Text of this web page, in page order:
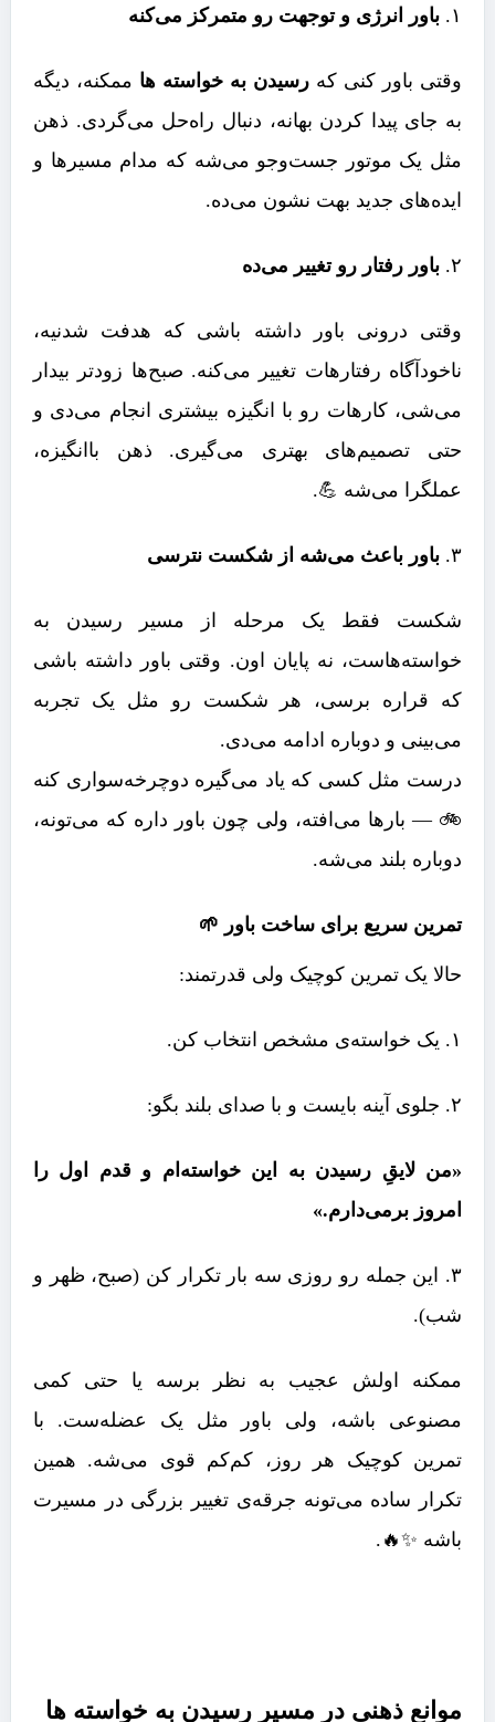
۱. باور انرژی و توجهت رو متمرکز می‌کنه
وقتی باور کنی که رسیدن به خواسته ها ممکنه، دیگه
به جای پیدا کردن بهانه، دنبال راه‌حل می‌گردی. ذهن
مثل یک موتور جست‌وجو می‌شه که مدام مسیرها و
ایده‌های جدید بهت نشون می‌ده.
۲. باور رفتار رو تغییر می‌ده
وقتی درونی باور داشته باشی که هدفت شدنیه،
ناخودآگاه رفتار‌هات تغییر می‌کنه. صبح‌ها زودتر بیدار
می‌شی، کارهات رو با انگیزه بیشتری انجام می‌دی و
حتی تصمیم‌های بهتری می‌گیری. ذهن باانگیزه،
عملگرا می‌شه 💪.
۳. باور باعث می‌شه از شکست نترسی
شکست فقط یک مرحله از مسیر رسیدن به
خواسته‌هاست، نه پایان اون. وقتی باور داشته باشی
که قراره برسی، هر شکست رو مثل یک تجربه
می‌بینی و دوباره ادامه می‌دی.
درست مثل کسی که یاد می‌گیره دوچرخه‌سواری کنه
🚲 — بارها می‌افته، ولی چون باور داره که می‌تونه،
دوباره بلند می‌شه.
تمرین سریع برای ساخت باور 🌱
حالا یک تمرین کوچیک ولی قدرتمند:
۱. یک خواسته‌ی مشخص انتخاب کن.
۲. جلوی آینه بایست و با صدای بلند بگو:
«من لایقِ رسیدن به این خواسته‌ام و قدم اول را
امروز برمی‌دارم.»
۳. این جمله رو روزی سه بار تکرار کن (صبح، ظهر و
شب).
ممکنه اولش عجیب به نظر برسه یا حتی کمی
مصنوعی باشه، ولی باور مثل یک عضله‌ست. با
تمرین کوچیک هر روز، کم‌کم قوی می‌شه. همین
تکرار ساده می‌تونه جرقه‌ی تغییر بزرگی در مسیرت
باشه ✨🔥.
موانع ذهنی در مسیر رسیدن به خواسته ها